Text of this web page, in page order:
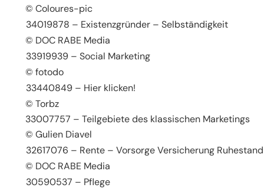
© Coloures-pic
34019878 – Existenzgründer – Selbständigkeit
© DOC RABE Media
33919939 – Social Marketing
© fotodo
33440849 – Hier klicken!
© Torbz
33007757 – Teilgebiete des klassischen Marketings
© Gulien Diavel
32617076 – Rente – Vorsorge Versicherung Ruhestand
© DOC RABE Media
30590537 – Pflege